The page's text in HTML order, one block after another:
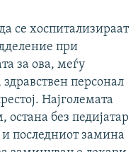
се хоспитализираат
при
за ова, меѓу
персонал
Најголемата
без педијатар
последниот замина